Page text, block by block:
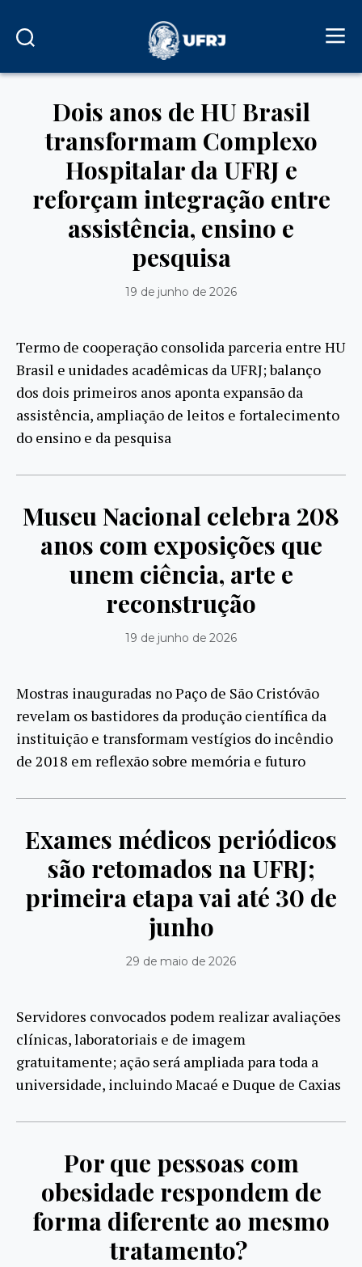
Dois anos de HU Brasil
transformam Complexo
Hospitalar da UFRJ e
reforçam integração entre
assistência, ensino e
pesquisa
19 de junho de 2026
Termo de cooperação consolida parceria entre HU
Brasil e unidades acadêmicas da UFRJ; balanço
dos dois primeiros anos aponta expansão da
assistência, ampliação de leitos e fortalecimento
do ensino e da pesquisa
Museu Nacional celebra 208
anos com exposições que
unem ciência, arte e
reconstrução
19 de junho de 2026
Mostras inauguradas no Paço de São Cristóvão
revelam os bastidores da produção científica da
instituição e transformam vestígios do incêndio
de 2018 em reflexão sobre memória e futuro
Exames médicos periódicos
são retomados na UFRJ;
primeira etapa vai até 30 de
junho
29 de maio de 2026
Servidores convocados podem realizar avaliações
clínicas, laboratoriais e de imagem
gratuitamente; ação será ampliada para toda a
universidade, incluindo Macaé e Duque de Caxias
Por que pessoas com
obesidade respondem de
forma diferente ao mesmo
tratamento?